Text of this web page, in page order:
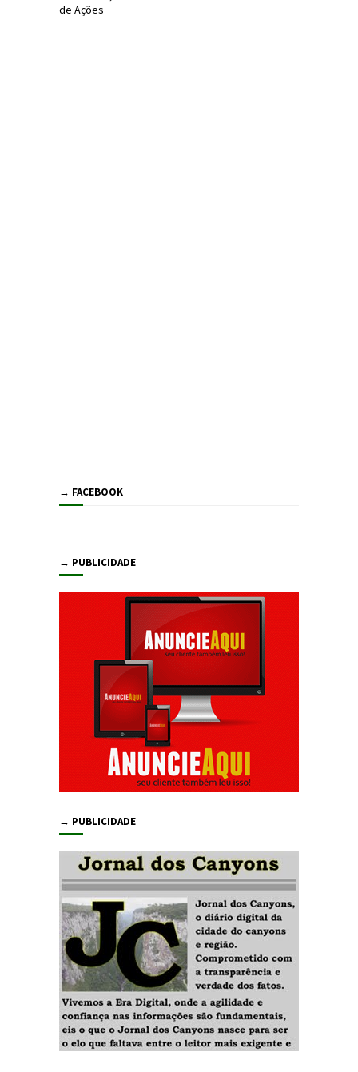
de Ações
→ FACEBOOK
→ PUBLICIDADE
→ PUBLICIDADE